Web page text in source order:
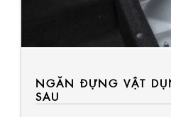
NGĂN ĐỰNG VẬT
SAU